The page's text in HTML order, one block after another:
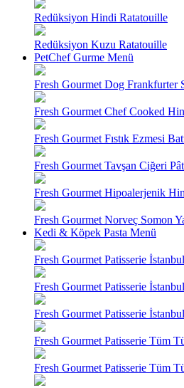
Redüksiyon Hindi Ratatouille
Redüksiyon Kuzu Ratatouille
PetChef Gurme Menü
Fresh Gourmet Dog Frankfurter
Fresh Gourmet Chef Cooked
Fresh Gourmet Fıstık Ezmesi
Fresh Gourmet Tavşan Ciğeri
Fresh Gourmet Hipoalerjenik
Fresh Gourmet Norveç Somon
Kedi & Köpek Pasta Menü
Fresh Gourmet Patisserie İstanbul
Fresh Gourmet Patisserie İstanbul
Fresh Gourmet Patisserie İstanbul
Fresh Gourmet Patisserie Tüm
Fresh Gourmet Patisserie Tüm